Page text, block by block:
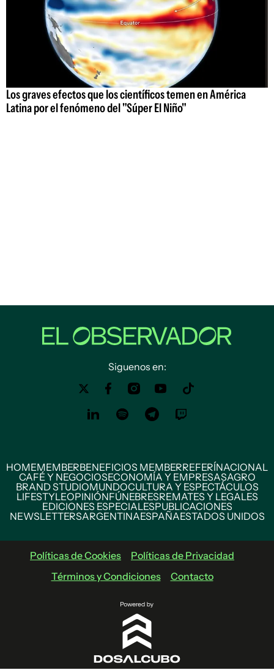
Los graves efectos que los científicos temen en América
Latina por el fenómeno del "Súper El Niño"
Siguenos en:
HOMEMEMBERBENEFICIOS MEMBERREFERÍNACIONAL
CAFÉ Y NEGOCIOSECONOMÍA Y EMPRESASAGRO
BRAND STUDIOMUNDOCULTURA Y ESPECTÁCULOS
LIFESTYLEOPINIÓNFÚNEBRESREMATES Y LEGALES
EDICIONES ESPECIALESPUBLICACIONES
NEWSLETTERSARGENTINAESPAÑAESTADOS UNIDOS
Políticas de Cookies
Políticas de Privacidad
Términos y Condiciones
Contacto